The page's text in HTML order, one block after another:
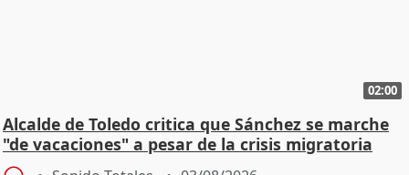
02:00
Alcalde de Toledo critica que Sánchez se marche
"de vacaciones" a pesar de la crisis migratoria